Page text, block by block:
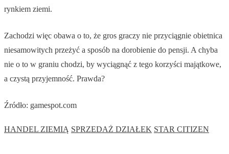
rynkiem ziemi.
Zachodzi więc obawa o to, że gros graczy nie przyciągnie obietnica
niesamowitych przeżyć a sposób na dorobienie do pensji. A chyba
nie o to w graniu chodzi, by wyciągnąć z tego korzyści majątkowe,
a czystą przyjemność. Prawda?
Źródło: gamespot.com
HANDEL ZIEMIĄ SPRZEDAŻ DZIAŁEK STAR CITIZEN